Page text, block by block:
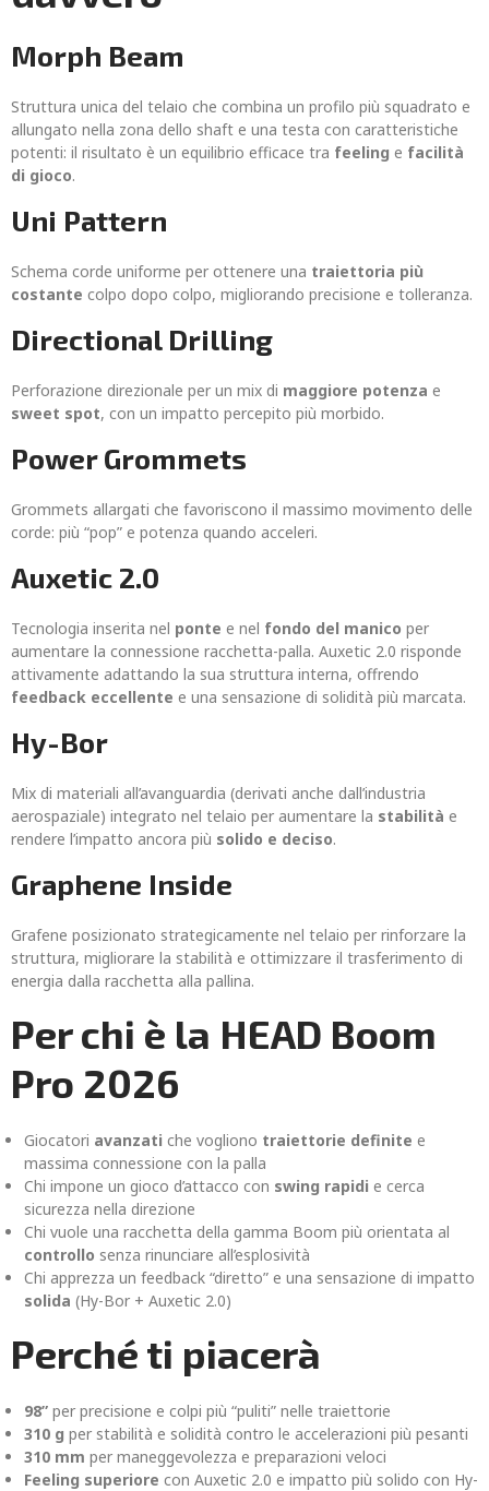
Morph Beam
Struttura unica del telaio che combina un profilo più squadrato e
allungato nella zona dello shaft e una testa con caratteristiche
potenti: il risultato è un equilibrio efficace tra feeling e facilità
di gioco.
Uni Pattern
Schema corde uniforme per ottenere una traiettoria più
costante colpo dopo colpo, migliorando precisione e tolleranza.
Directional Drilling
Perforazione direzionale per un mix di maggiore potenza e
sweet spot, con un impatto percepito più morbido.
Power Grommets
Grommets allargati che favoriscono il massimo movimento delle
corde: più “pop” e potenza quando acceleri.
Auxetic 2.0
Tecnologia inserita nel ponte e nel fondo del manico per
aumentare la connessione racchetta-palla. Auxetic 2.0 risponde
attivamente adattando la sua struttura interna, offrendo
feedback eccellente e una sensazione di solidità più marcata.
Hy-Bor
Mix di materiali all’avanguardia (derivati anche dall’industria
aerospaziale) integrato nel telaio per aumentare la stabilità e
rendere l’impatto ancora più solido e deciso.
Graphene Inside
Grafene posizionato strategicamente nel telaio per rinforzare la
struttura, migliorare la stabilità e ottimizzare il trasferimento di
energia dalla racchetta alla pallina.
Per chi è la HEAD Boom
Pro 2026
Giocatori avanzati che vogliono traiettorie definite e
massima connessione con la palla
Chi impone un gioco d’attacco con swing rapidi e cerca
sicurezza nella direzione
Chi vuole una racchetta della gamma Boom più orientata al
controllo senza rinunciare all’esplosività
Chi apprezza un feedback “diretto” e una sensazione di impatto
solida (Hy-Bor + Auxetic 2.0)
Perché ti piacerà
98” per precisione e colpi più “puliti” nelle traiettorie
310 g per stabilità e solidità contro le accelerazioni più pesanti
310 mm per maneggevolezza e preparazioni veloci
Feeling superiore con Auxetic 2.0 e impatto più solido con Hy-